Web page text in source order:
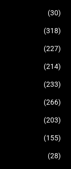
(30)
(318)
(227)
(214)
(233)
(266)
(203)
(155)
(28)